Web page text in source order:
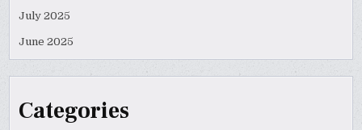
July 2025
June 2025
Categories